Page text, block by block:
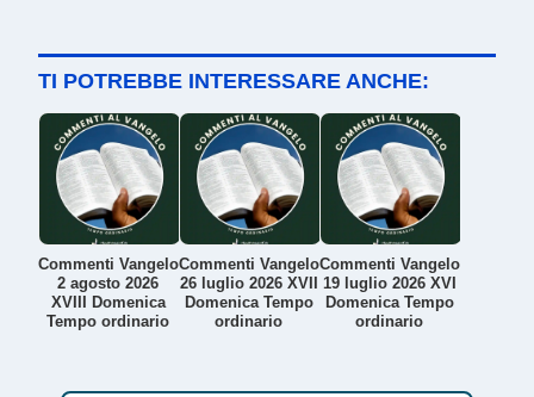
TI POTREBBE INTERESSARE ANCHE:
Commenti Vangelo
2 agosto 2026
XVIII Domenica
Tempo ordinario
Commenti Vangelo
26 luglio 2026 XVII
Domenica Tempo
ordinario
Commenti Vangelo
19 luglio 2026 XVI
Domenica Tempo
ordinario